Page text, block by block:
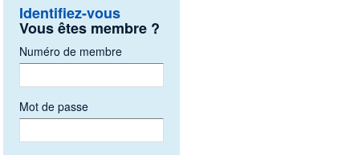
Identifiez-vous
Vous êtes membre ?
Numéro de membre
Mot de passe